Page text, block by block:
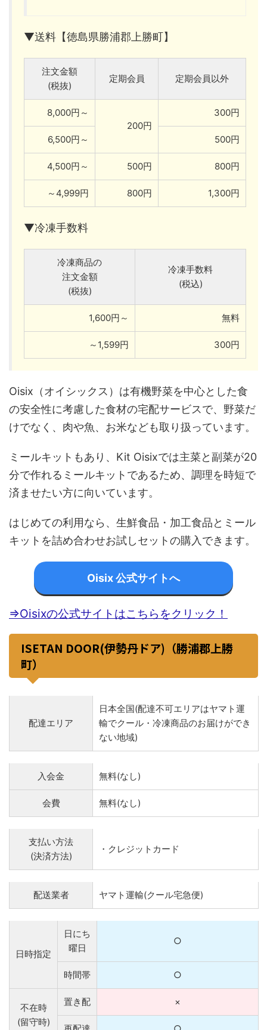
▼送料【徳島県勝浦郡上勝町】
注文金額
(税抜)
定期会員 定期会員以外
8,000円～
200円
300円
6,500円～ 500円
4,500円～ 500円 800円
～4,999円 800円 1,300円
▼冷凍手数料
冷凍商品の
注文金額
(税抜)
冷凍手数料
(税込)
1,600円～ 無料
～1,599円 300円
Oisix（オイシックス）は有機野菜を中心とした食
の安全性に考慮した食材の宅配サービスで、野菜だ
けでなく、肉や魚、お米なども取り扱っています。
ミールキットもあり、Kit Oisixでは主菜と副菜が20
分で作れるミールキットであるため、調理を時短で
済ませたい方に向いています。
はじめての利用なら、生鮮食品・加工食品とミール
キットを詰め合わせお試しセットの購入できます。
Oisix 公式サイトへ
⇒Oisixの公式サイトはこちらをクリック！
ISETAN DOOR(伊勢丹ドア)（勝浦郡上勝
町）
配達エリア
日本全国(配達不可エリアはヤマト運
輸でクール・冷凍商品のお届けができ
ない地域)
入会金 無料(なし)
会費 無料(なし)
支払い方法
(決済方法)
・クレジットカード
配送業者 ヤマト運輸(クール宅急便)
日時指定
日にち
曜日
○
時間帯 ○
不在時
(留守時)
置き配 ×